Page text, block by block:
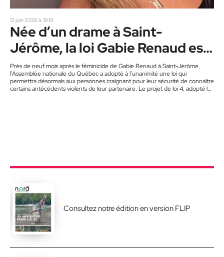
12 juin 2026 à 3h19
Née d’un drame à Saint-
Jérôme, la loi Gabie Renaud est
adoptée
Près de neuf mois après le féminicide de Gabie Renaud à Saint-Jérôme,
l’Assemblée nationale du Québec a adopté à l’unanimité une loi qui
permettra désormais aux personnes craignant pour leur sécurité de connaître
certains antécédents violents de leur partenaire. Le projet de loi 4, adopté le
Consultez notre édition en version FLIP